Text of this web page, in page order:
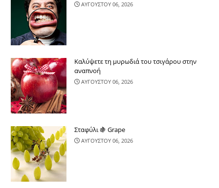
ΑΥΓΟΥΣΤΟΥ 06, 2026
Καλύψετε τη μυρωδιά του τσιγάρου στην
αναπνοή
ΑΥΓΟΥΣΤΟΥ 06, 2026
Σταφύλι 🍇 Grape
ΑΥΓΟΥΣΤΟΥ 06, 2026